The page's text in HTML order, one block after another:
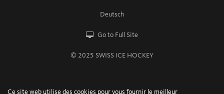
Ce site web utilise des cookies pour vous fournir le meilleur
Deutsch
Go to Full Site
© 2025 SWISS ICE HOCKEY